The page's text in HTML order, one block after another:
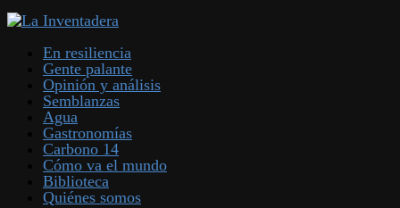
En resiliencia
Gente palante
Opinión y análisis
Semblanzas
Agua
Gastronomías
Carbono 14
Cómo va el mundo
Biblioteca
Quiénes somos